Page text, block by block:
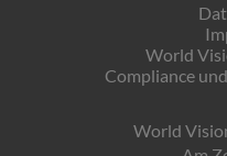
World
Compliance
World